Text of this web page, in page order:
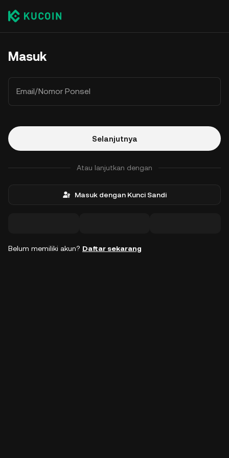
Masuk
Email/Nomor Ponsel
Selanjutnya
Atau lanjutkan dengan
Masuk dengan Kunci Sandi
Belum memiliki akun? Daftar sekarang